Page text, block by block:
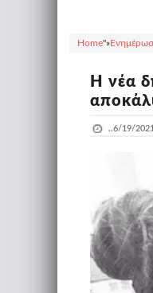
Home"»
Η νέα
..6/19/2021